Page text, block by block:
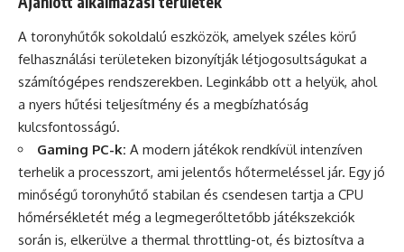
A toronyhűtők sokoldalú eszközök, amelyek széles körű
felhasználási területeken bizonyítják létjogosultságukat a
számítógépes rendszerekben. Leginkább ott a helyük, ahol
a nyers hűtési teljesítmény és a megbízhatóság
kulcsfontosságú.
Gaming PC-k: A modern játékok rendkívül intenzíven
terhelik a processzort, ami jelentős hőtermeléssel jár. Egy jó
minőségű toronyhűtő stabilan és csendesen tartja a CPU
hőmérsékletét még a legmegerőltetőbb játékszekciók
során is, elkerülve a thermal throttling-ot, és biztosítva a